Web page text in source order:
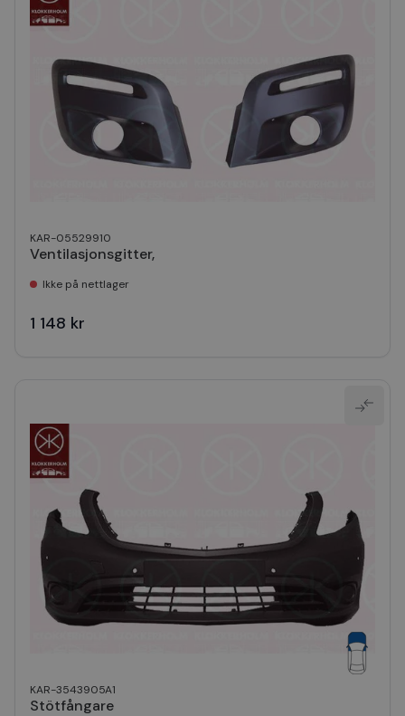
KAR-05529910
Ventilasjonsgitter,
Ikke på nettlager
1 148 kr
KAR-3543905A1
Stötfångare